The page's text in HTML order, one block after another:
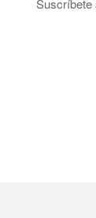
Suscríbete